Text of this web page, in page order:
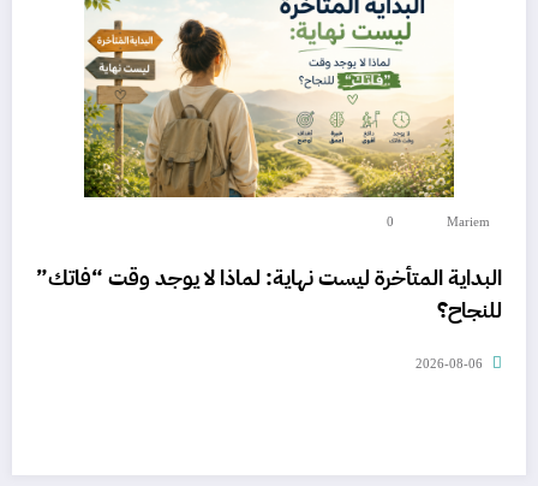
Mariem
0
البداية المتأخرة ليست نهاية: لماذا لا يوجد وقت “فاتك”
للنجاح؟
2026-08-06